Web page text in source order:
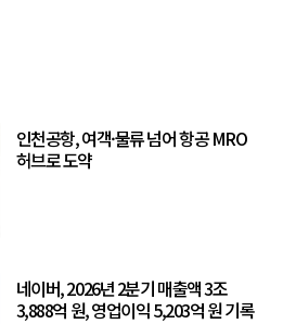
인천공항, 여객·물류 넘어 항공 MRO
허브로 도약
네이버, 2026년 2분기 매출액 3조
3,888억 원, 영업이익 5,203억 원 기록